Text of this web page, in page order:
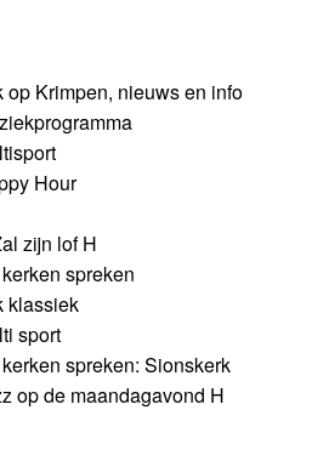
op Krimpen, nieuws en info
Hour
zijn lof H
spreken
klassiek
sport
spreken: Sionskerk
op de maandagavond H